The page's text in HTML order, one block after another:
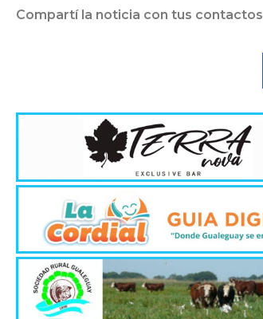
Compartí la noticia con tus contactos